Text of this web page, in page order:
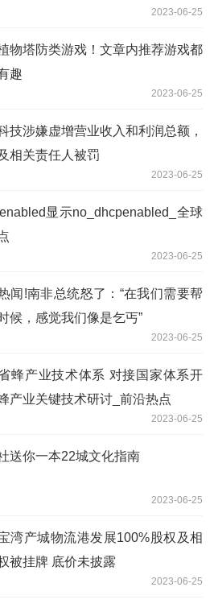
2023-06-25
物塔防类游戏！文章内推荐游戏都
趣
2023-06-25
技涉嫌虚增营业收入和利润总额，
相关责任人被罚
2023-06-25
显示no_dhcpenabled_全球
2023-06-25
闻!南非总统怒了：“在我们需要帮
候，感觉我们像是乞丐”
2023-06-25
蜂产业技术体系 对接国家体系开
产业关键技术研讨_前沿热点
2023-06-25
送你一本22城文化指南
2023-06-25
湾产城物流港发展100%股权及相
被挂牌 底价未披露
2023-06-25